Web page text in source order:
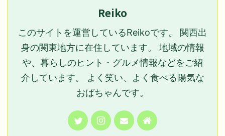
Reiko
このサイトを運営しているReikoです。 関西出
身の関東地方に在住しています。 地域の情報
や、暮らしのヒント・グルメ情報などをご紹
介しています。 よく笑い、よく食べる陽気な
おばちゃんです。